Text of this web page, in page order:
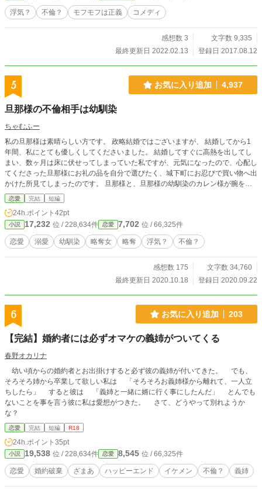
浮気？ 不倫？ モフモフは正義 コメディ
感想数 3
文字数 9,335
最終更新日 2022.02.13
登録日 2017.08.12
5 お気に入り追加 4,937
旦那様の不倫相手は幼馴染
ちゃむふー
私の旦那様は素晴らしい方です。 政略結婚ではございますが、 結婚してから1
年間、私にとても優しくしてくださいました。 結婚してすぐに高熱を出してし
まい、数ヶ月は床に伏せってしまっていた私ですが、元気になったので、心配し
てくださった旦那様にお礼の品を自分で選びたく、城下町にお忍びで買い物へ出
かけた所見てしまったのです。 旦那様と、旦那様の幼馴染のカレン様が腕を組
んで歩いている所を、、、。
恋愛 完結 短編
24h.ポイント 42pt
小説 17,232 位 / 228,634件 恋愛 7,702 位 / 66,325件
恋愛 溺愛 幼馴染 略奪女 略奪 浮気？ 不倫？
感想数 175
文字数 34,760
最終更新日 2020.10.18
登録日 2020.09.22
6 お気に入り追加 203
【完結】婚約者には必ずオマケの義姉がついてくる
春野オカリナ
幼い頃からの婚約者とお出掛けすると必ず彼の義姉が付いてきた。 でも、
そろそろ姉から卒業して欲しい私は 「そろそろお義姉様から離れて、一人立
ちしたら」 すると彼は 「義姉と一緒に婿に行く事にしたんだ」 とんでも
ないことを事を言う彼に私は愛想がつきた。 さて、どうやって別れようか
な？
恋愛 完結 短編 R18
24h.ポイント 35pt
小説 19,538 位 / 228,634件 恋愛 8,545 位 / 66,325件
恋愛 婚約破棄 ざまあ ハッピーエンド イケメン 不倫？ 義姉